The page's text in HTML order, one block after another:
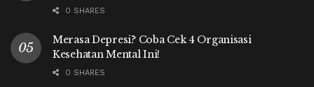
0 SHARES
Merasa Depresi? Coba Cek 4 Organisasi
Kesehatan Mental Ini!
0 SHARES